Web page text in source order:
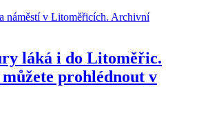
láká i do Litoměřic.
prohlédnout v